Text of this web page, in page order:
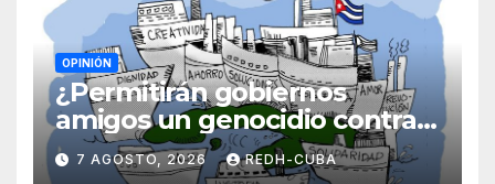
OPINIÓN
¿Permitirán gobiernos
amigos un genocidio contra
Cuba? Por Hedelberto López
Blanch
7 AGOSTO, 2026 REDH-CUBA